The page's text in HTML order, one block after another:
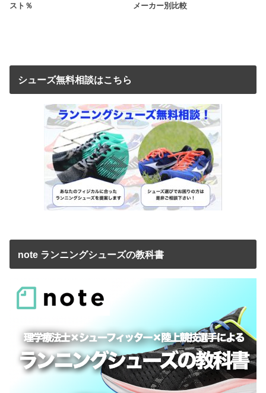
スト％
メーカー別比較
シューズ無料相談はこちら
note ランニングシューズの教科書